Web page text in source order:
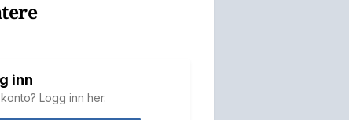
inn
Logg inn her.